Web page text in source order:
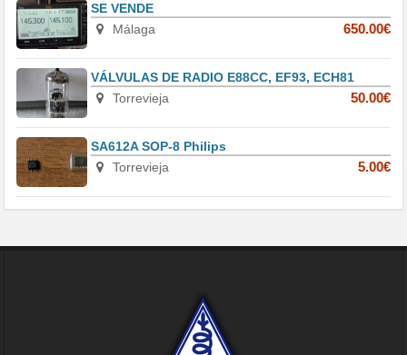
SE VENDE
Málaga
650.00€
VÁLVULAS DE RADIO E88CC, EF93, ECH81
Torrevieja
50.00€
SA612A SOP-8 Philips
Torrevieja
5.00€